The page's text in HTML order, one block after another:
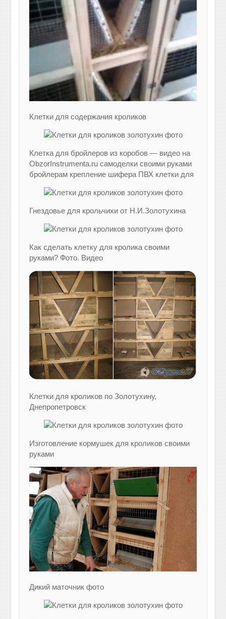
Клетки для содержания кроликов
Клетка для бройлеров из коробов — видео на
ObzorInstrumenta.ru самоделки своими руками
бройлерам крепление шифера ПВХ клетки для
Гнездовье для крольчихи от Н.И.Золотухина
Как сделать клетку для кролика своими
руками? Фото. Видео
Клетки для кроликов по Золотухину,
Днепропетровск
Изготовление кормушек для кроликов своими
руками
Дикий маточник фото